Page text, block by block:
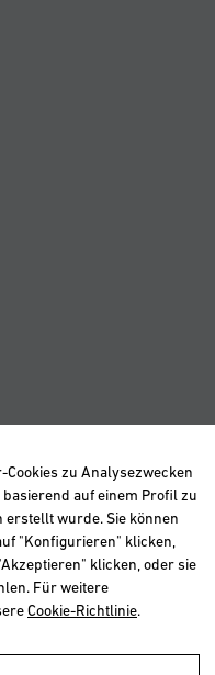
zu Analysezwecken
auf einem Profil zu
erstellt wurde. Sie können
"Konfigurieren" klicken,
klicken, oder sie
Für weitere
Cookie-Richtlinie.